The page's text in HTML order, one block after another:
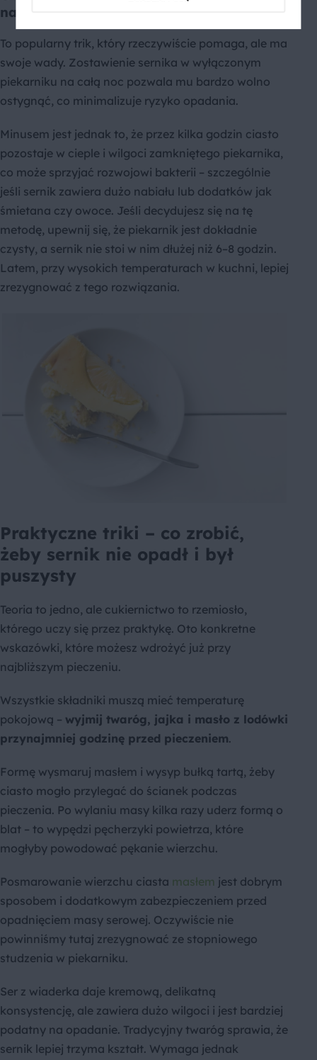
na noc?
To popularny trik, który rzeczywiście pomaga, ale ma
swoje wady. Zostawienie sernika w wyłączonym
piekarniku na całą noc pozwala mu bardzo wolno
ostygnąć, co minimalizuje ryzyko opadania.
Minusem jest jednak to, że przez kilka godzin ciasto
pozostaje w cieple i wilgoci zamkniętego piekarnika,
co może sprzyjać rozwojowi bakterii – szczególnie
jeśli sernik zawiera dużo nabiału lub dodatków jak
śmietana czy owoce. Jeśli decydujesz się na tę
metodę, upewnij się, że piekarnik jest dokładnie
czysty, a sernik nie stoi w nim dłużej niż 6–8 godzin.
Latem, przy wysokich temperaturach w kuchni, lepiej
zrezygnować z tego rozwiązania.
Praktyczne triki – co zrobić,
żeby sernik nie opadł i był
puszysty
Teoria to jedno, ale cukiernictwo to rzemiosło,
którego uczy się przez praktykę. Oto konkretne
wskazówki, które możesz wdrożyć już przy
najbliższym pieczeniu.
Wszystkie składniki muszą mieć temperaturę
pokojową – wyjmij twaróg, jajka i masło z lodówki
przynajmniej godzinę przed pieczeniem.
Formę wysmaruj masłem i wysyp bułką tartą, żeby
ciasto mogło przylegać do ścianek podczas
pieczenia. Po wylaniu masy kilka razy uderz formą o
blat – to wypędzi pęcherzyki powietrza, które
mogłyby powodować pękanie wierzchu.
Posmarowanie wierzchu ciasta masłem jest dobrym
sposobem i dodatkowym zabezpieczeniem przed
opadnięciem masy serowej. Oczywiście nie
powinniśmy tutaj zrezygnować ze stopniowego
studzenia w piekarniku.
Ser z wiaderka daje kremową, delikatną
konsystencję, ale zawiera dużo wilgoci i jest bardziej
podatny na opadanie. Tradycyjny twaróg sprawia, że
sernik lepiej trzyma kształt. Wymaga jednak